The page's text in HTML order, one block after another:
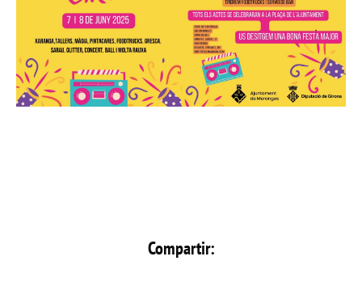
Compartir: